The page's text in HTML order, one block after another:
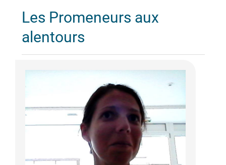
Les Promeneurs aux
alentours